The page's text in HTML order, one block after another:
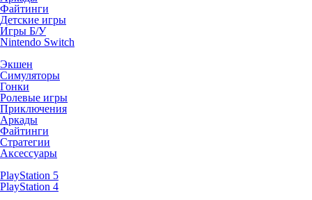
Файтинги
Детские игры
Игры Б/У
Nintendo Switch
Экшен
Симуляторы
Гонки
Ролевые игры
Приключения
Аркады
Файтинги
Стратегии
Аксессуары
PlayStation 5
PlayStation 4